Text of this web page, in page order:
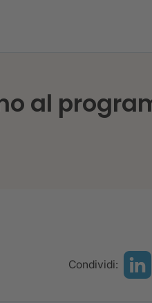
al
Condividi: